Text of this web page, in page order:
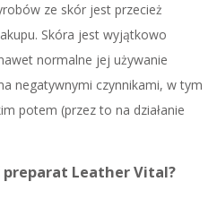
ze skór jest przecież
Skóra jest wyjątkowo
normalne jej używanie
negatywnymi czynnikami, w tym
potem (przez to na działanie
Leather Vital?